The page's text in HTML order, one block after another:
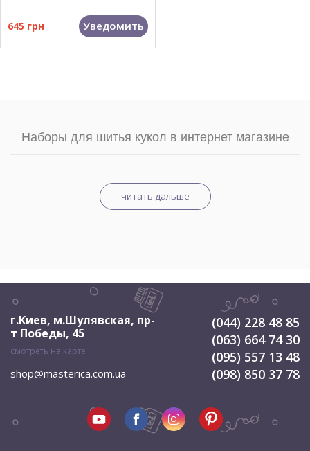
645 грн Уведомить
Наборы для шитья кукол в интернет магазине
читать дальше
г.Киев, м.Шулявская, пр-
т Победы, 45
смотреть на карте
shop@masterica.com.ua
(044) 228 48 85
(063) 664 74 30
(095) 557 13 48
(098) 850 37 78